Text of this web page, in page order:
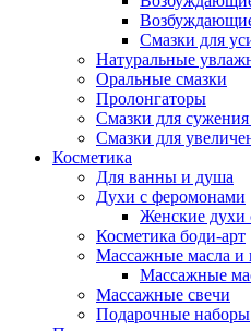
Смазки для
Натуральные
Оральные смазки
Пролонгаторы
Смазки для
Смазки для
Косметика
Для ванны и душа
Духи с феромонами
Женские духи
Косметика боди-арт
Массажные масла и
Массажные
Массажные свечи
Подарочные наборы